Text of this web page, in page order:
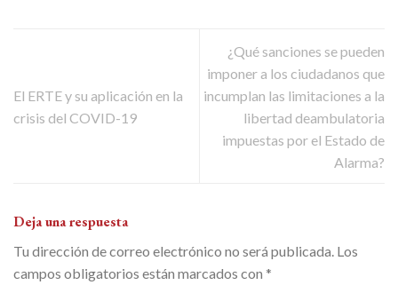
El ERTE y su aplicación en la
crisis del COVID-19
¿Qué sanciones se pueden
imponer a los ciudadanos que
incumplan las limitaciones a la
libertad deambulatoria
impuestas por el Estado de
Alarma?
Deja una respuesta
Tu dirección de correo electrónico no será publicada. Los
campos obligatorios están marcados con *